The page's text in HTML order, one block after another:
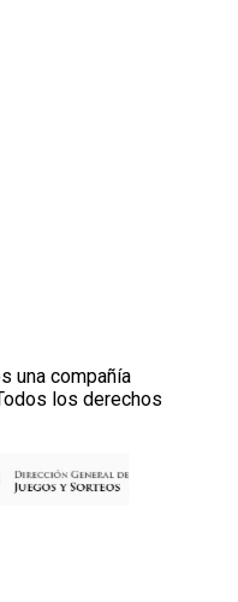
una compañía
los derechos